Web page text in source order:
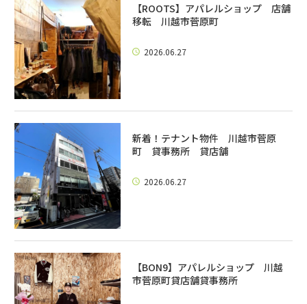
【ROOTS】アパレルショップ 店舗
移転 川越市菅原町
2026.06.27
新着！テナント物件 川越市菅原
町 貸事務所 貸店舗
2026.06.27
【BON9】アパレルショップ 川越
市菅原町貸店舗貸事務所